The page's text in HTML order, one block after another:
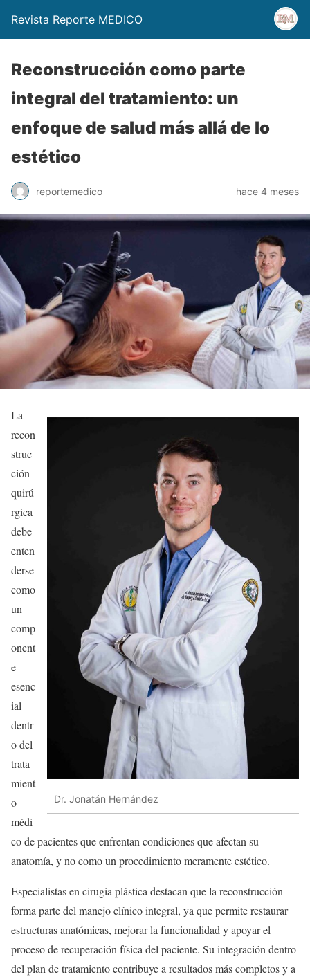
Revista Reporte MEDICO
Reconstrucción como parte
integral del tratamiento: un
enfoque de salud más allá de lo
estético
reportemedico hace 4 meses
Dr. Jonatán Hernández
La
recon
struc
ción
quirú
rgica
debe
enten
derse
como
un
comp
onent
e
esenc
ial
dentr
o del
trata
mient
o
médi
co de pacientes que enfrentan condiciones que afectan su
anatomía, y no como un procedimiento meramente estético.
Especialistas en cirugía plástica destacan que la reconstrucción
forma parte del manejo clínico integral, ya que permite restaurar
estructuras anatómicas, mejorar la funcionalidad y apoyar el
proceso de recuperación física del paciente. Su integración dentro
del plan de tratamiento contribuye a resultados más completos y a